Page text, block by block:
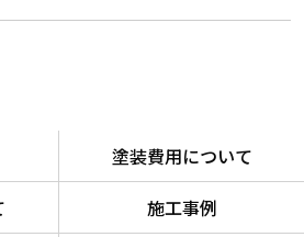
塗装費用について
施工事例